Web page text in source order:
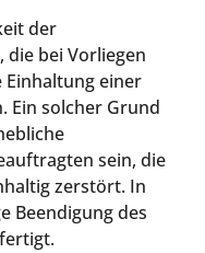
der
bei Vorliegen
Einhaltung einer
Ein solcher Grund
sein, die
zerstört. In
Beendigung des